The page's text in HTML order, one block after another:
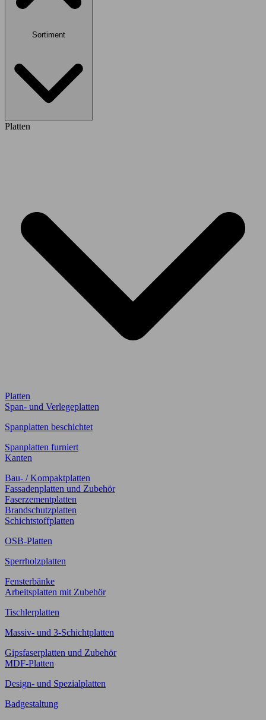
Sortiment
Platten
Platten
Span- und Verlegeplatten
Spanplatten beschichtet
Spanplatten furniert
Kanten
Bau- / Kompaktplatten
Fassadenplatten und Zubehör
Faserzementplatten
Brandschutzplatten
Schichtstoffplatten
OSB-Platten
Sperrholzplatten
Fensterbänke
Arbeitsplatten mit Zubehör
Tischlerplatten
Massiv- und 3-Schichtplatten
Gipsfaserplatten und Zubehör
MDF-Platten
Design- und Spezialplatten
Badgestaltung